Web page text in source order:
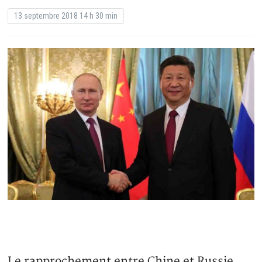
13 septembre 2018 14 h 30 min